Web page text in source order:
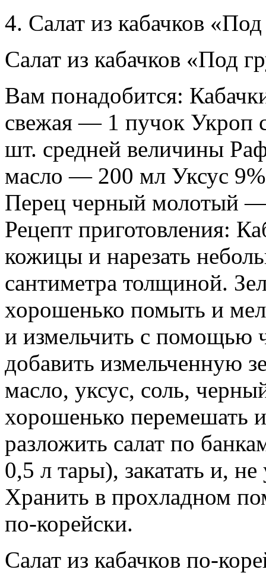
4. Салат из кабачков
Салат из кабачков «Под
Вам понадобится:
свежая — 1 пучок
шт. средней величины
масло — 200 мл Уксус
Перец черный молотый
Рецепт приготовления:
кожицы и нарезать
сантиметра толщиной.
хорошенько помыть и
и измельчить с помощью
добавить измельченную
масло, уксус, соль,
хорошенько перемешать
разложить салат по
0,5 л тары), закатать и,
Хранить в прохладном
по-корейски.
Салат из кабачков по-